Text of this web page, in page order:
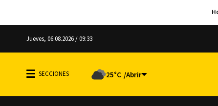
Jueves, 06.08.2026 / 09:33
25°C